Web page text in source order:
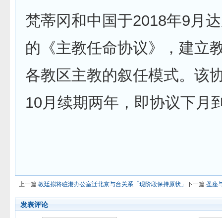
梵蒂冈和中国于2018年9月
的《主教任命协议》，建立
各教区主教的叙任模式。该
10月续期两年，即协议下月
上一篇:教廷拟将驻港办公室迁北京与台关系「现阶段保持原状」 下一篇:圣座
发表评论